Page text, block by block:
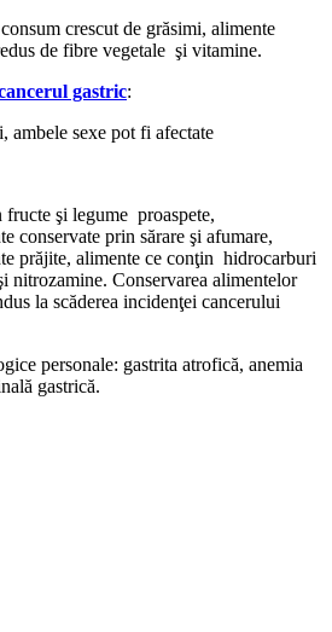
crescut de grăsimi, alimente
de fibre vegetale şi vitamine.
gastric:
sexe pot fi afectate
fructe şi legume proaspete,
conservate prin sărare şi afumare,
prăjite, alimente ce conţin hidrocarburi
nitrozamine. Conservarea alimentelor
la scăderea incidenţei cancerului
personale: gastrita atrofică, anemia
gastrică.